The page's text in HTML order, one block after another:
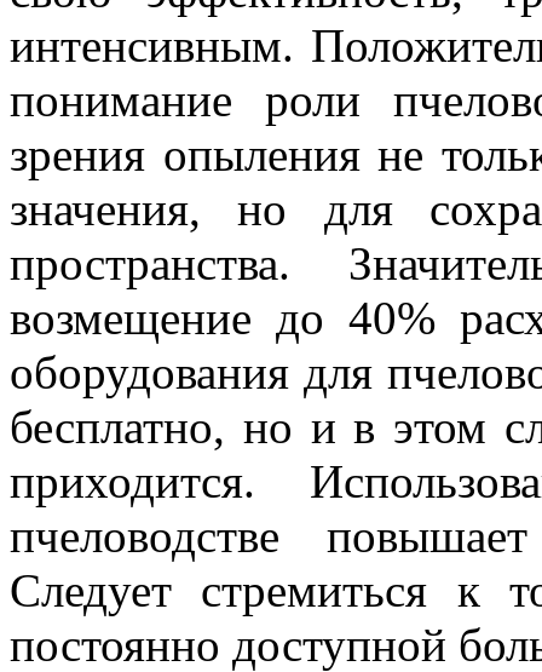
интенсивным.
понимание роли
зрения опыления не
значения, но для
пространства.
возмещение до 40%
оборудования для
бесплатно, но и в этом
приходится.
пчеловодстве
Следует стремиться к
постоянно доступной